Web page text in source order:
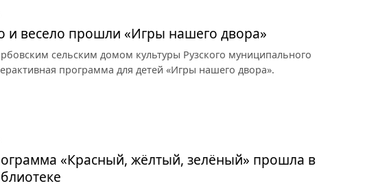
и весело прошли «Игры нашего двора»
сельским домом культуры Рузского муниципального
программа для детей «Игры нашего двора».
«Красный, жёлтый, зелёный» прошла в